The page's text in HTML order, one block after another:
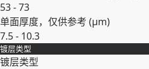
53 - 73
单面厚度，仅供参考 (µm)
7.5 - 10.3
展开
镀层类型
镀层类型